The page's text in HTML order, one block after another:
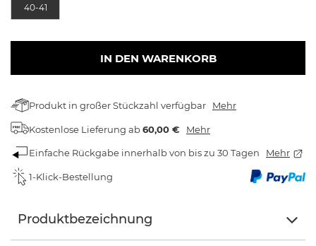
40-41
IN DEN WARENKORB
Produkt in großer Stückzahl verfügbar Mehr
Kostenlose Lieferung ab60,00 € Mehr
Einfache Rückgabe innerhalb von bis zu 30 Tagen Mehr
1-Klick-Bestellung
Produktbezeichnung